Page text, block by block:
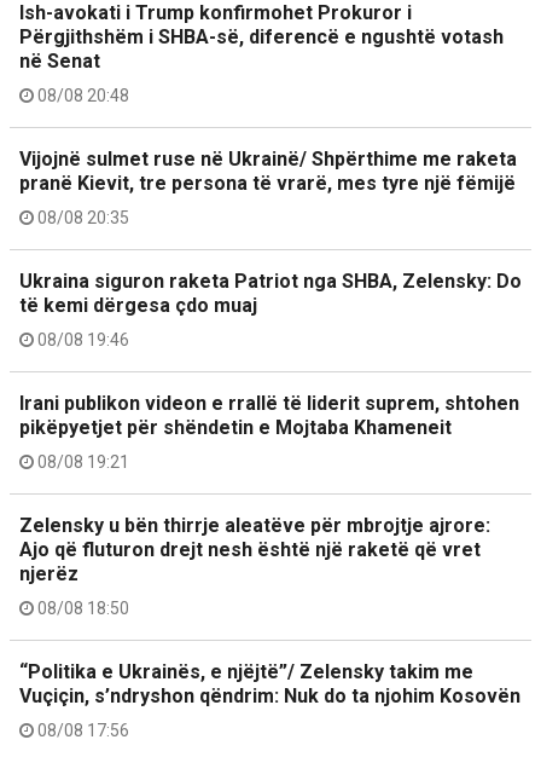
Ish-avokati i Trump konfirmohet Prokuror i
Përgjithshëm i SHBA-së, diferencë e ngushtë votash
në Senat
08/08 20:48
Vijojnë sulmet ruse në Ukrainë/ Shpërthime me raketa
pranë Kievit, tre persona të vrarë, mes tyre një fëmijë
08/08 20:35
Ukraina siguron raketa Patriot nga SHBA, Zelensky: Do
të kemi dërgesa çdo muaj
08/08 19:46
Irani publikon videon e rrallë të liderit suprem, shtohen
pikëpyetjet për shëndetin e Mojtaba Khameneit
08/08 19:21
Zelensky u bën thirrje aleatëve për mbrojtje ajrore:
Ajo që fluturon drejt nesh është një raketë që vret
njerëz
08/08 18:50
“Politika e Ukrainës, e njëjtë”/ Zelensky takim me
Vuçiçin, s’ndryshon qëndrim: Nuk do ta njohim Kosovën
08/08 17:56